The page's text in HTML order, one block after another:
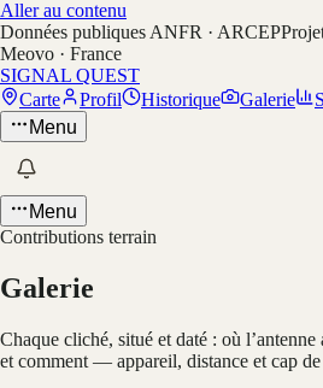
Aller au contenu
Données publiques ANFR · ARCEP
Meovo · France
SIGNAL QUEST
Carte
Profil Historique Galerie
Menu
Menu
Contributions terrain
Galerie
Chaque cliché, situé et daté : où
et comment — appareil, distance et cap de